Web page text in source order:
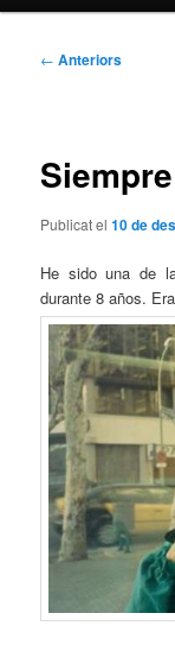
Navegació
← Anteriors
Publicat el10 de
He sido una de
durante 8 años.